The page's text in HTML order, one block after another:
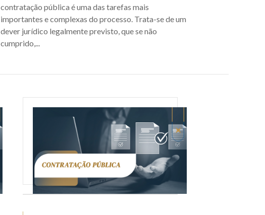
contratação pública é uma das tarefas mais
importantes e complexas do processo. Trata-se de um
dever jurídico legalmente previsto, que se não
cumprido,...